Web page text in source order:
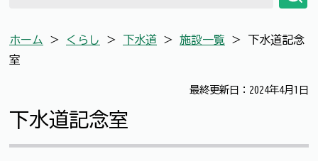
ホーム ＞ くらし ＞ 下水道 ＞ 施設一覧 ＞ 下水道記念
室
最終更新日：2024年4月1日
下水道記念室